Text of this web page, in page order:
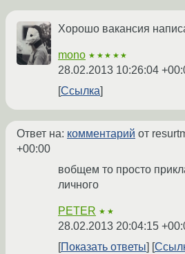
Хорошо вакансия
mono ★★★★★
28.02.2013 10:26:04
Ссылка
Ответ на: комментарий от
+00:00
вобщем то просто
личного
PETER ★★
28.02.2013 20:04:15
Показать ответы